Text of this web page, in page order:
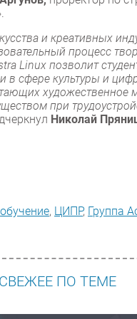
и креативных
процесс
Linux позволит
в сфере культуры и
художественное
при
Николай
обучение, ЦИПР, Группа
СВЕЖЕЕ ПО ТЕМЕ